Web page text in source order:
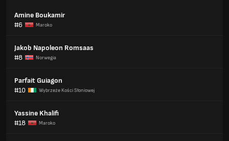
Amine Boukamir
#6
Maroko
Jakob Napoleon Romsaas
#8
Norwegia
Parfait Guiagon
#10
Wybrzeże Kości Słoniowej
Yassine Khalifi
#18
Maroko